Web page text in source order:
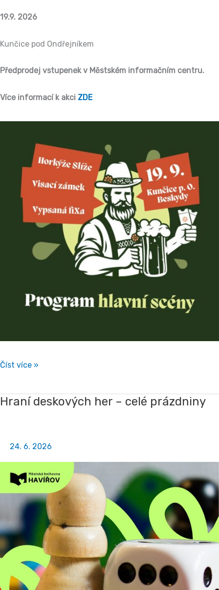
19.9. 2026
Kunčice pod Ondřejníkem
Předprodej vstupenek v Městském informačním centru.
Více informací k akci ZDE
2026
Číst více »
Hraní deskových her – celé prázdniny
24. 6. 2026
Hraní
prázdniny